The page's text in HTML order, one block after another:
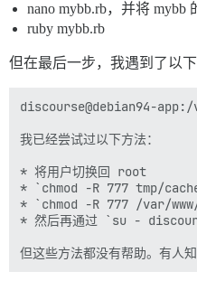
nano mybb.rb，并将 mybb
ruby mybb.rb
但在最后一步，我遇到了以下
我已经尝试过以下方法：
* 将用户切换回 root
* `chmod -R 777 tmp/
* `chmod -R 777 /var/
* 然后再通过 `su -
但这些方法都没有帮助。有人